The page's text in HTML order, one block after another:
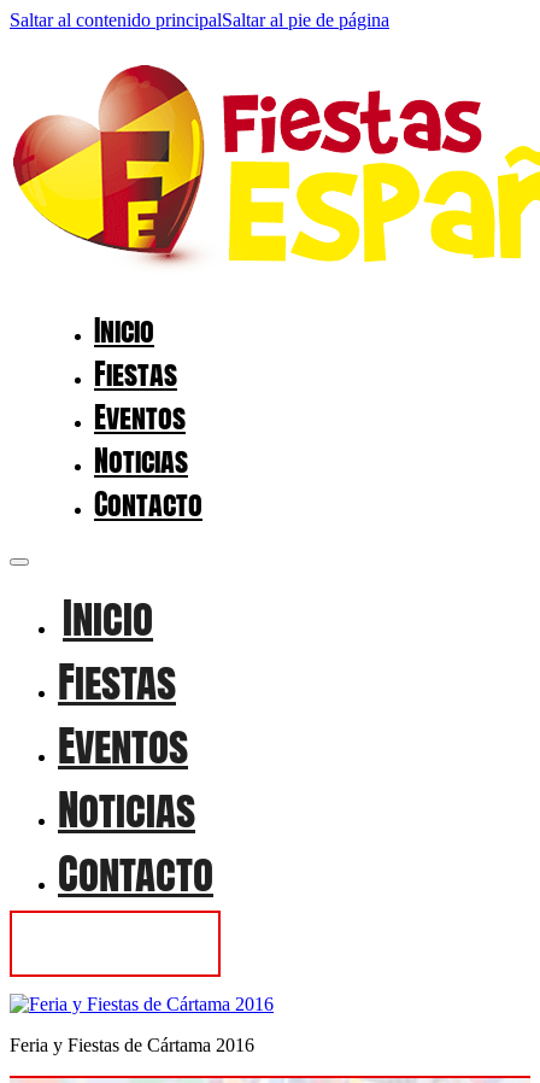
Saltar al contenido principalSaltar al pie de página
Inicio
Fiestas
Eventos
Noticias
Contacto
Inicio
Fiestas
Eventos
Noticias
Contacto
Feria y Fiestas de Cártama 2016